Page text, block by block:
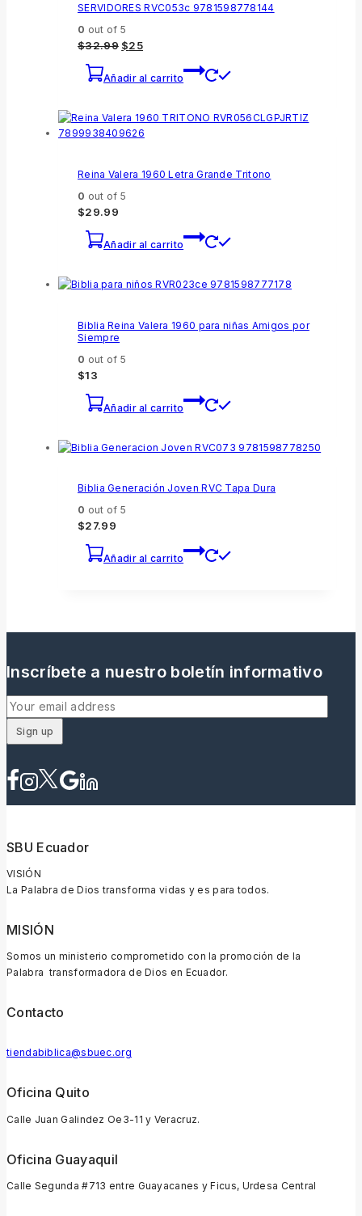
SERVIDORES RVC053c 9781598778144
0 out of 5
$32.99 $25
Añadir al carrito
Reina Valera 1960 Letra Grande Tritono
0 out of 5
$29.99
Añadir al carrito
Biblia Reina Valera 1960 para niñas Amigos por
Siempre
0 out of 5
$13
Añadir al carrito
Biblia Generación Joven RVC Tapa Dura
0 out of 5
$27.99
Añadir al carrito
Inscríbete a nuestro boletín informativo
SBU Ecuador
VISIÓN
La Palabra de Dios transforma vidas y es para todos.
MISIÓN
Somos un ministerio comprometido con la promoción de la
Palabra transformadora de Dios en Ecuador.
Contacto
tiendabiblica@sbuec.org
Oficina Quito
Calle Juan Galindez Oe3-11 y Veracruz.
Oficina Guayaquil
Calle Segunda #713 entre Guayacanes y Ficus, Urdesa Central